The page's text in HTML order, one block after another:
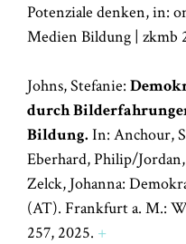
Potenziale denken, in:
Medien Bildung | zkmb
Johns, Stefanie:
durch
Bildung. In: Anchour,
Eberhard, Philip/
Zelck, Johanna:
(AT). Frankfurt a. M.:
257, 2025. +